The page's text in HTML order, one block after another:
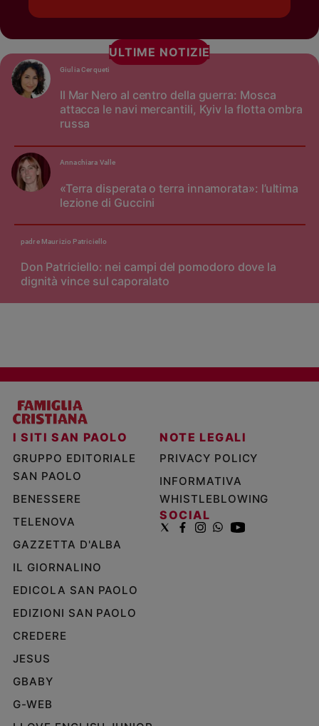
ULTIME NOTIZIE
Il Mar Nero al centro della guerra: Mosca
attacca le navi mercantili, Kyiv la flotta ombra
russa
Giulia Cerqueti
«Terra disperata o terra innamorata»: l’ultima
lezione di Guccini
Annachiara Valle
Don Patriciello: nei campi del pomodoro dove la
dignità vince sul caporalato
padre Maurizio Patriciello
I SITI SAN PAOLO
GRUPPO EDITORIALE
SAN PAOLO
BENESSERE
TELENOVA
GAZZETTA D'ALBA
IL GIORNALINO
EDICOLA SAN PAOLO
EDIZIONI SAN PAOLO
CREDERE
JESUS
GBABY
G-WEB
NOTE LEGALI
PRIVACY POLICY
INFORMATIVA
WHISTLEBLOWING
SOCIAL